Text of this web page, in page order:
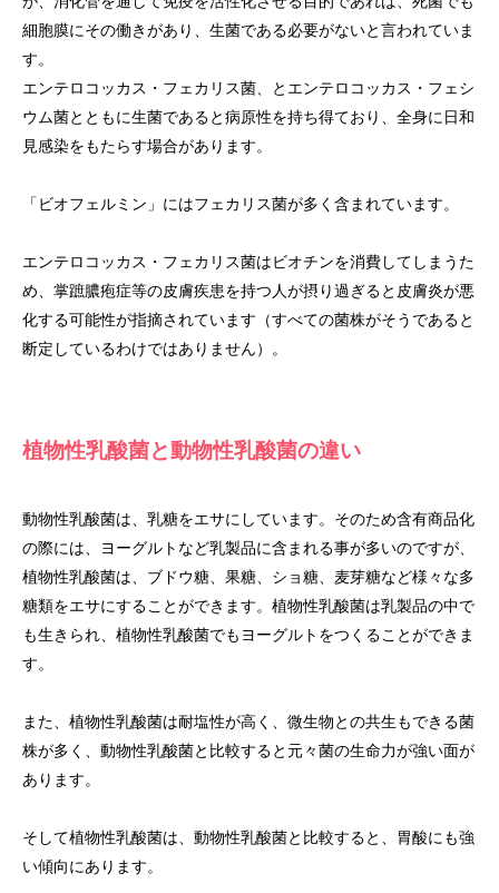
細胞膜にその働きがあり、生菌である必要がないと言われていま
す。
エンテロコッカス・フェカリス菌、とエンテロコッカス・フェシ
ウム菌とともに生菌であると病原性を持ち得ており、全身に日和
見感染をもたらす場合があります。
「ビオフェルミン」にはフェカリス菌が多く含まれています。
エンテロコッカス・フェカリス菌はビオチンを消費してしまうた
め、掌蹠膿疱症等の皮膚疾患を持つ人が摂り過ぎると皮膚炎が悪
化する可能性が指摘されています（すべての菌株がそうであると
断定しているわけではありません）。
植物性乳酸菌と動物性乳酸菌の違い
動物性乳酸菌は、乳糖をエサにしています。そのため含有商品化
の際には、ヨーグルトなど乳製品に含まれる事が多いのですが、
植物性乳酸菌は、ブドウ糖、果糖、ショ糖、麦芽糖など様々な多
糖類をエサにすることができます。植物性乳酸菌は乳製品の中で
も生きられ、植物性乳酸菌でもヨーグルトをつくることができま
す。
また、植物性乳酸菌は耐塩性が高く、微生物との共生もできる菌
株が多く、動物性乳酸菌と比較すると元々菌の生命力が強い面が
あります。
そして植物性乳酸菌は、動物性乳酸菌と比較すると、胃酸にも強
い傾向にあります。